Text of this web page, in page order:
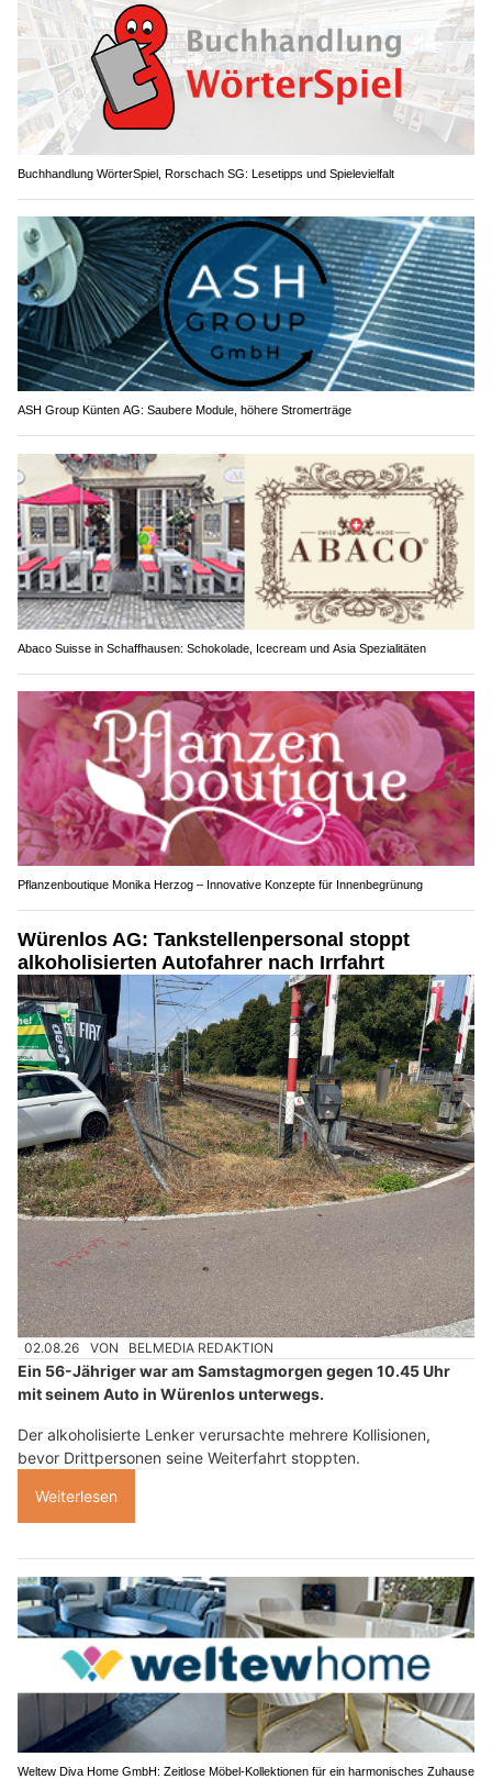
Buchhandlung WörterSpiel, Rorschach SG: Lesetipps und Spielevielfalt
ASH Group Künten AG: Saubere Module, höhere Stromerträge
Abaco Suisse in Schaffhausen: Schokolade, Icecream und Asia Spezialitäten
Pflanzenboutique Monika Herzog – Innovative Konzepte für Innenbegrünung
Würenlos AG: Tankstellenpersonal stoppt
alkoholisierten Autofahrer nach Irrfahrt
02.08.26 VON BELMEDIA REDAKTION
Ein 56-Jähriger war am Samstagmorgen gegen 10.45 Uhr
mit seinem Auto in Würenlos unterwegs.
Der alkoholisierte Lenker verursachte mehrere Kollisionen,
bevor Drittpersonen seine Weiterfahrt stoppten.
Weiterlesen
Weltew Diva Home GmbH: Zeitlose Möbel-Kollektionen für ein harmonisches Zuhause